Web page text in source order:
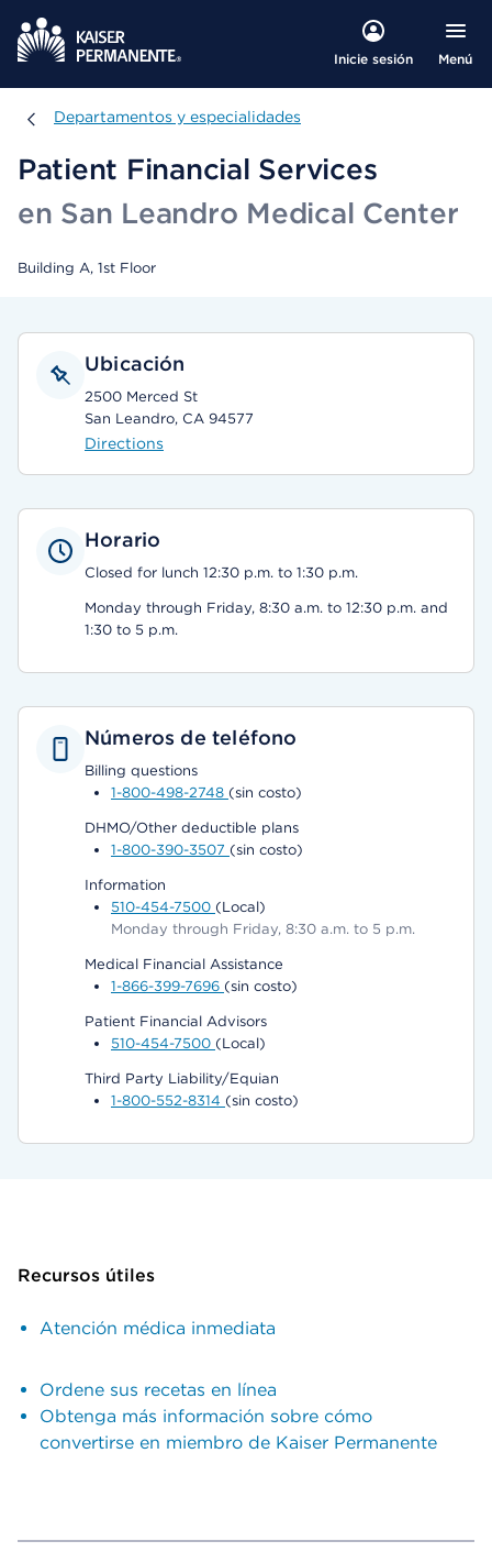
Inicie sesión Menú
Departamentos y especialidades
Departamentos y especialidades
Patient Financial Services
en San Leandro Medical Center
Building A, 1st Floor
Ubicación
2500 Merced St
San Leandro, CA 94577
Directions
Horario
Closed for lunch 12:30 p.m. to 1:30 p.m.
Monday through Friday, 8:30 a.m. to 12:30 p.m. and
1:30 to 5 p.m.
Números de teléfono
Billing questions
1-800-498-2748 (sin costo)
DHMO/Other deductible plans
1-800-390-3507 (sin costo)
Information
510-454-7500 (Local)
Monday through Friday, 8:30 a.m. to 5 p.m.
Medical Financial Assistance
1-866-399-7696 (sin costo)
Patient Financial Advisors
510-454-7500 (Local)
Third Party Liability/Equian
1-800-552-8314 (sin costo)
Recursos útiles
Atención médica inmediata
Ordene sus recetas en línea
Obtenga más información sobre cómo
convertirse en miembro de Kaiser Permanente